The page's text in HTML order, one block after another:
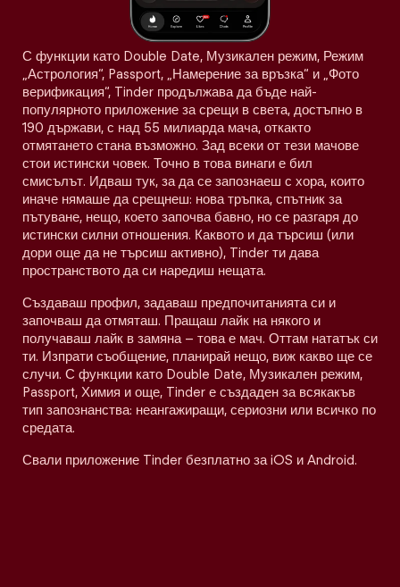
С функции като Double Date, Музикален режим, Режим
„Астрология“, Passport, „Намерение за връзка“ и „Фото
верификация“, Tinder продължава да бъде най-
популярното приложение за срещи в света, достъпно в
190 държави, с над 55 милиарда мача, откакто
отмятането стана възможно. Зад всеки от тези мачове
стои истински човек. Точно в това винаги е бил
смисълът. Идваш тук, за да се запознаеш с хора, които
иначе нямаше да срещнеш: нова тръпка, спътник за
пътуване, нещо, което започва бавно, но се разгаря до
истински силни отношения. Каквото и да търсиш (или
дори още да не търсиш активно), Tinder ти дава
пространството да си наредиш нещата.
Създаваш профил, задаваш предпочитанията си и
започваш да отмяташ. Пращаш лайк на някого и
получаваш лайк в замяна – това е мач. Оттам нататък си
ти. Изпрати съобщение, планирай нещо, виж какво ще се
случи. С функции като Double Date, Музикален режим,
Passport, Химия и още, Tinder е създаден за всякакъв
тип запознанства: неангажиращи, сериозни или всичко по
средата.
Свали приложение Tinder безплатно за iOS и Android.